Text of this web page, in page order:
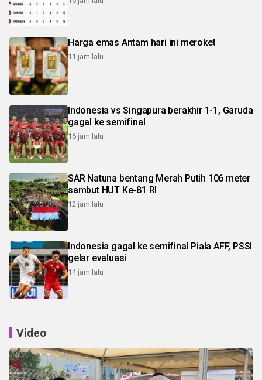
Harga emas Antam hari ini meroket
11 jam lalu
Indonesia vs Singapura berakhir 1-1, Garuda
gagal ke semifinal
16 jam lalu
SAR Natuna bentang Merah Putih 106 meter
sambut HUT Ke-81 RI
12 jam lalu
Indonesia gagal ke semifinal Piala AFF, PSSI
gelar evaluasi
14 jam lalu
Video